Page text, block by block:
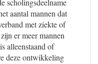
scholingsdeelname
aantal mannen dat
met ziekte of
er meer mannen
alleenstaand of
deze ontwikkeling